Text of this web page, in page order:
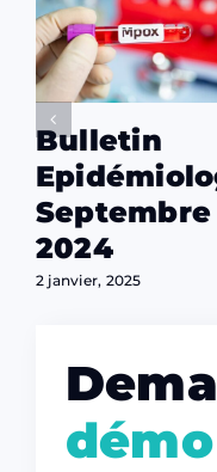
Bulletin
Septembre
2024
2 janvier, 2025
démo